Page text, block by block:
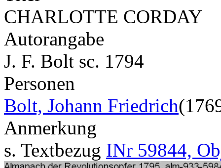
CHARLOTTE CORDAY
Autorangabe
J. F. Bolt sc. 1794
Personen
Bolt, Johann Friedrich
Anmerkung
s. Textbezug INr 59844,